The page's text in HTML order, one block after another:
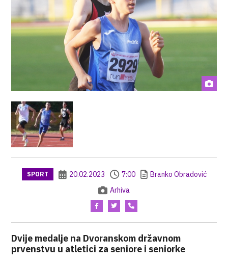
SPORT 20.02.2023 7:00
Branko Obradović
Arhiva
Dvije medalje na Dvoranskom državnom
prvenstvu u atletici za seniore i seniorke